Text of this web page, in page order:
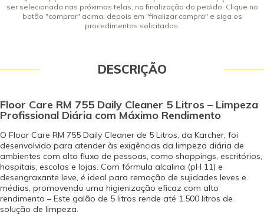
ser selecionada nas próximas telas, na finalização do pedido. Clique no
botão "comprar" acima, depois em "finalizar compra" e siga os
procedimentos solicitados.
DESCRIÇÃO
Floor Care RM 755 Daily Cleaner 5 Litros – Limpeza
Profissional Diária com Máximo Rendimento
O Floor Care RM 755 Daily Cleaner de 5 Litros, da Karcher, foi
desenvolvido para atender às exigências da limpeza diária de
ambientes com alto fluxo de pessoas, como shoppings, escritórios,
hospitais, escolas e lojas. Com fórmula alcalina (pH 11) e
desengraxante leve, é ideal para remoção de sujidades leves e
médias, promovendo uma higienização eficaz com alto
rendimento – Este galão de 5 litros rende até 1.500 litros de
solução de limpeza.